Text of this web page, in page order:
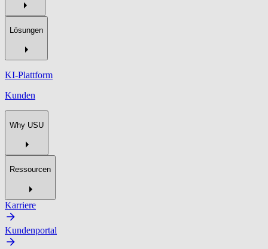
Lösungen
KI-Plattform
Kunden
Why USU
Ressourcen
Karriere
Kundenportal